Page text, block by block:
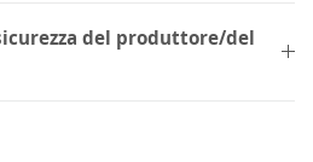
del produttore/del